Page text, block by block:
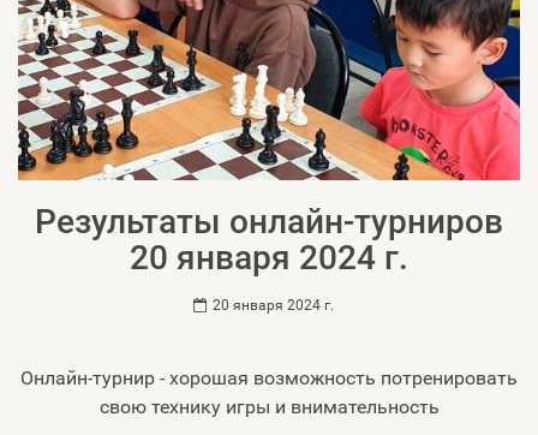
Результаты онлайн-турниров
20 января 2024 г.
20 января 2024 г.
Онлайн-турнир - хорошая возможность потренировать
свою технику игры и внимательность